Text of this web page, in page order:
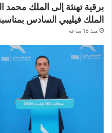
برقية تهنئة إلى الملك
الملك فيليبي السادس
منذ 18 ساعة